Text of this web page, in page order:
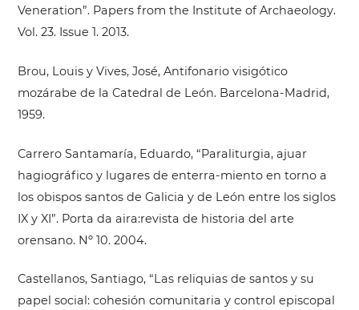
Veneration”. Papers from the Institute of Archaeology.
Vol. 23. Issue 1. 2013.
Brou, Louis y Vives, José, Antifonario visigótico
mozárabe de la Catedral de León. Barcelona-Madrid,
1959.
Carrero Santamaría, Eduardo, “Paraliturgia, ajuar
hagiográfico y lugares de enterra-miento en torno a
los obispos santos de Galicia y de León entre los siglos
IX y XI”. Porta da aira:revista de historia del arte
orensano. Nº 10. 2004.
Castellanos, Santiago, “Las reliquias de santos y su
papel social: cohesión comunitaria y control episcopal